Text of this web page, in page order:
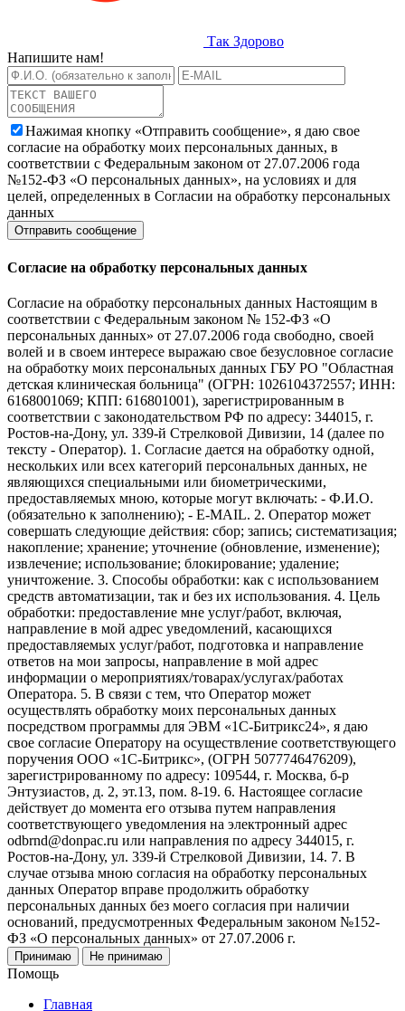
Так Здорово
Напишите нам!
Нажимая кнопку «Отправить сообщение», я даю свое
согласие на обработку моих персональных данных, в
соответствии с Федеральным законом от 27.07.2006 года
№152-ФЗ «О персональных данных», на условиях и для
целей, определенных в Согласии на обработку персональных
данных
Согласие на обработку персональных данных
Согласие на обработку персональных данных Настоящим в
соответствии с Федеральным законом № 152-ФЗ «О
персональных данных» от 27.07.2006 года свободно, своей
волей и в своем интересе выражаю свое безусловное согласие
на обработку моих персональных данных ГБУ РО "Областная
детская клиническая больница" (ОГРН: 1026104372557; ИНН:
6168001069; КПП: 616801001), зарегистрированным в
соответствии с законодательством РФ по адресу: 344015, г.
Ростов-на-Дону, ул. 339-й Стрелковой Дивизии, 14 (далее по
тексту - Оператор). 1. Согласие дается на обработку одной,
нескольких или всех категорий персональных данных, не
являющихся специальными или биометрическими,
предоставляемых мною, которые могут включать: - Ф.И.О.
(обязательно к заполнению); - E-MAIL. 2. Оператор может
совершать следующие действия: сбор; запись; систематизация;
накопление; хранение; уточнение (обновление, изменение);
извлечение; использование; блокирование; удаление;
уничтожение. 3. Способы обработки: как с использованием
средств автоматизации, так и без их использования. 4. Цель
обработки: предоставление мне услуг/работ, включая,
направление в мой адрес уведомлений, касающихся
предоставляемых услуг/работ, подготовка и направление
ответов на мои запросы, направление в мой адрес
информации о мероприятиях/товарах/услугах/работах
Оператора. 5. В связи с тем, что Оператор может
осуществлять обработку моих персональных данных
посредством программы для ЭВМ «1С-Битрикс24», я даю
свое согласие Оператору на осуществление соответствующего
поручения ООО «1С-Битрикс», (ОГРН 5077746476209),
зарегистрированному по адресу: 109544, г. Москва, б-р
Энтузиастов, д. 2, эт.13, пом. 8-19. 6. Настоящее согласие
действует до момента его отзыва путем направления
соответствующего уведомления на электронный адрес
odbrnd@donpac.ru или направления по адресу 344015, г.
Ростов-на-Дону, ул. 339-й Стрелковой Дивизии, 14. 7. В
случае отзыва мною согласия на обработку персональных
данных Оператор вправе продолжить обработку
персональных данных без моего согласия при наличии
оснований, предусмотренных Федеральным законом №152-
ФЗ «О персональных данных» от 27.07.2006 г.
Принимаю Не принимаю
Помощь
Главная